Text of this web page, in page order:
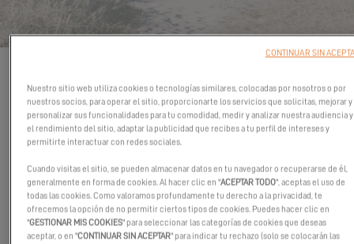
CONTACTO MURRAY YACHT
SALES - HOUSTON
SU PROYECTO NÁUTICO
Zona de navegación
Elegir su catamarán favorito*
Nuestro sitio web utiliza cookies o tecnologías similares, colocadas por nosotros o por
nuestros socios, para operar el sitio, proporcionarte los servicios que solicitas, mejorar y
personalizar sus funcionalidades para tu comodidad, medir y analizar nuestra audiencia y
el rendimiento del sitio, adaptar la publicidad que recibes a tu perfil de intereses y
permitirte interactuar con redes sociales.
Cuando visitas el sitio, se pueden almacenar datos en tu navegador o recuperarse de él,
generalmente en forma de cookies. Al hacer clic en "ACEPTAR TODO", aceptas el uso de
todas las cookies. Como valoramos profundamente tu derecho a la privacidad, te
ofrecemos la opción de no permitir ciertos tipos de cookies. Puedes hacer clic en
"GESTIONAR MIS COOKIES" para seleccionar las categorías de cookies que deseas
aceptar, o en "CONTINUAR SIN ACEPTAR" para indicar tu rechazo (solo se colocarán las
CONTINUAR SIN